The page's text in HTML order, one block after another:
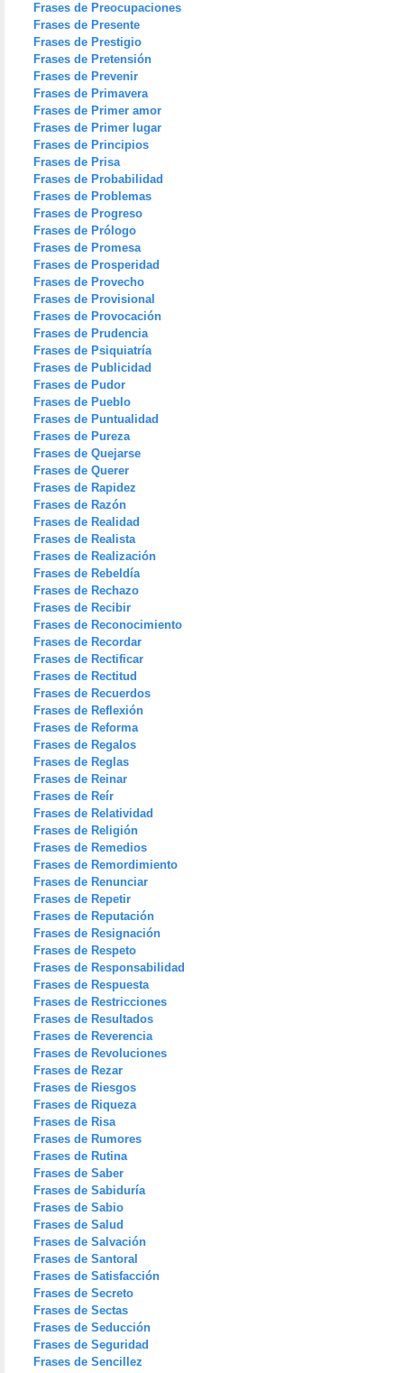
Frases de Preocupaciones
Frases de Presente
Frases de Prestigio
Frases de Pretensión
Frases de Prevenir
Frases de Primavera
Frases de Primer amor
Frases de Primer lugar
Frases de Principios
Frases de Prisa
Frases de Probabilidad
Frases de Problemas
Frases de Progreso
Frases de Prólogo
Frases de Promesa
Frases de Prosperidad
Frases de Provecho
Frases de Provisional
Frases de Provocación
Frases de Prudencia
Frases de Psiquiatría
Frases de Publicidad
Frases de Pudor
Frases de Pueblo
Frases de Puntualidad
Frases de Pureza
Frases de Quejarse
Frases de Querer
Frases de Rapidez
Frases de Razón
Frases de Realidad
Frases de Realista
Frases de Realización
Frases de Rebeldía
Frases de Rechazo
Frases de Recibir
Frases de Reconocimiento
Frases de Recordar
Frases de Rectificar
Frases de Rectitud
Frases de Recuerdos
Frases de Reflexión
Frases de Reforma
Frases de Regalos
Frases de Reglas
Frases de Reinar
Frases de Reír
Frases de Relatividad
Frases de Religión
Frases de Remedios
Frases de Remordimiento
Frases de Renunciar
Frases de Repetir
Frases de Reputación
Frases de Resignación
Frases de Respeto
Frases de Responsabilidad
Frases de Respuesta
Frases de Restricciones
Frases de Resultados
Frases de Reverencia
Frases de Revoluciones
Frases de Rezar
Frases de Riesgos
Frases de Riqueza
Frases de Risa
Frases de Rumores
Frases de Rutina
Frases de Saber
Frases de Sabiduría
Frases de Sabio
Frases de Salud
Frases de Salvación
Frases de Santoral
Frases de Satisfacción
Frases de Secreto
Frases de Sectas
Frases de Seducción
Frases de Seguridad
Frases de Sencillez